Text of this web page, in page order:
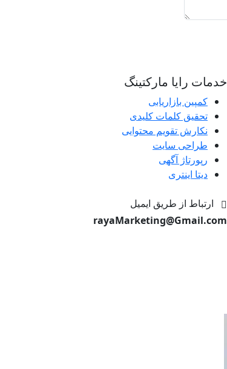
خدمات رایا مارکتینگ
کمپین بازاریابی
تحقیق کلمات کلیدی
نکارش تقویم محتوایی
طراحی سایت
رپورتاژ آگهی
دیتا اینتری
ارتباط از طریق ایمیل
rayaMarketing@Gmail.com